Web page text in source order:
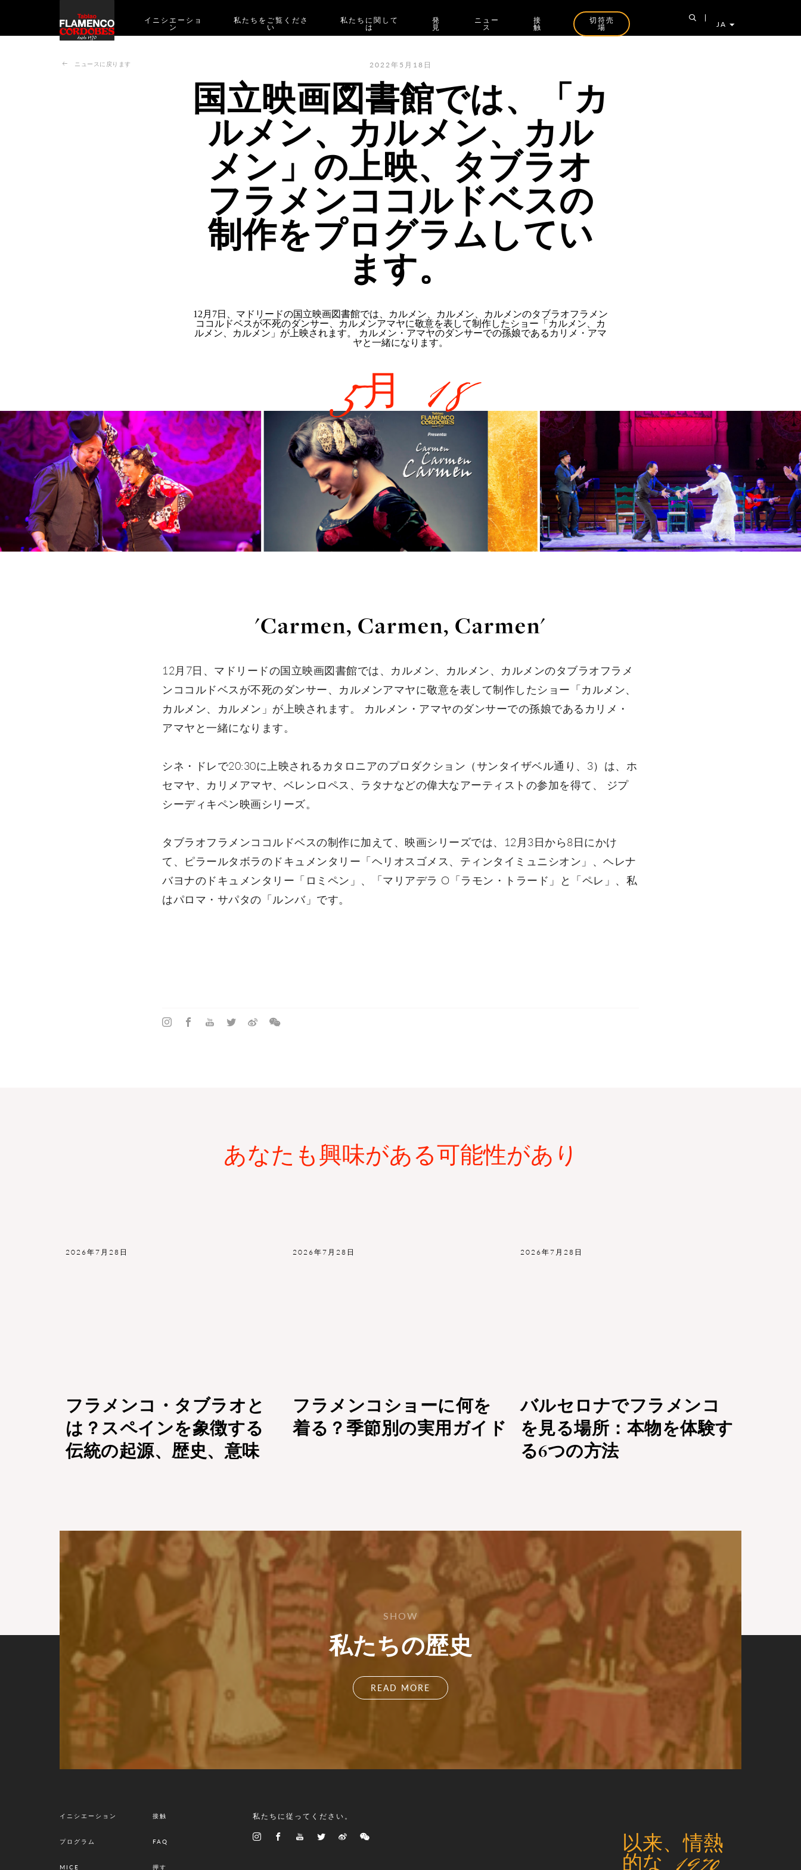
イニシエーショ
ン
私たちをご覧くださ
い
私たちに関して
は
発
見
ニュー
ス
接
触
切符売
場 JA
ニュースに戻ります 2022年5月18日
国立映画図書館では、「カ
ルメン、カルメン、カル
メン」の上映、タブラオ
フラメンココルドベスの
制作をプログラムしてい
ます。
12月7日、マドリードの国立映画図書館では、カルメン、カルメン、カルメンのタブラオフラメン
ココルドベスが不死のダンサー、カルメンアマヤに敬意を表して制作したショー「カルメン、カ
ルメン、カルメン」が上映されます。 カルメン・アマヤのダンサーでの孫娘であるカリメ・アマ
ヤと一緒になります。
5月 18
'Carmen, Carmen, Carmen'
12月7日、マドリードの国立映画図書館では、カルメン、カルメン、カルメンのタブラオフラメ
ンココルドベスが不死のダンサー、カルメンアマヤに敬意を表して制作したショー「カルメン、
カルメン、カルメン」が上映されます。 カルメン・アマヤのダンサーでの孫娘であるカリメ・
アマヤと一緒になります。
シネ・ドレで20:30に上映されるカタロニアのプロダクション（サンタイザベル通り、3）は、ホ
セマヤ、カリメアマヤ、ベレンロペス、ラタナなどの偉大なアーティストの参加を得て、 ジプ
シーディキペン映画シリーズ。
タブラオフラメンココルドベスの制作に加えて、映画シリーズでは、12月3日から8日にかけ
て、ピラールタボラのドキュメンタリー「ヘリオスゴメス、ティンタイミュニシオン」、ヘレナ
バヨナのドキュメンタリー「ロミペン」、「マリアデラ O「ラモン・トラード」と「ペレ」、私
はパロマ・サパタの「ルンバ」です。
あなたも興味がある可能性があり
2026年7月28日
フラメンコ・タブラオと
は？スペインを象徴する
伝統の起源、歴史、意味
2026年7月28日
フラメンコショーに何を
着る？季節別の実用ガイド
2026年7月28日
バルセロナでフラメンコ
を見る場所：本物を体験す
る6つの方法
SHOW
私たちの歴史
READ MORE
イニシエーション
プログラム
MICE
接触
FAQ
押す
私たちに従ってください。
以来、情熱